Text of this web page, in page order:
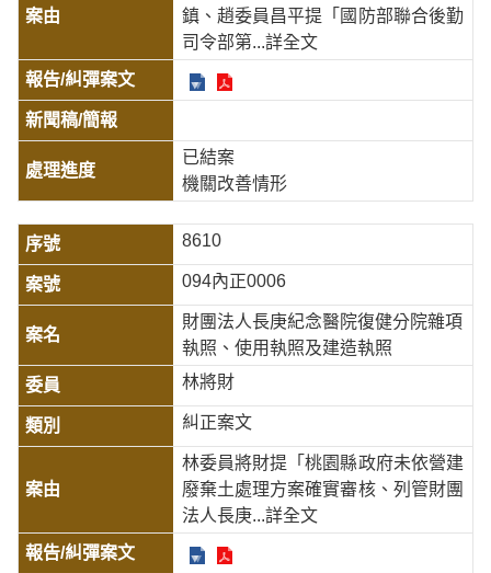
鎮、趙委員昌平提「國防部聯合後勤
司令部第...詳全文
已結案
機關改善情形
8610
094內正0006
財團法人長庚紀念醫院復健分院雜項
執照、使用執照及建造執照
林將財
糾正案文
林委員將財提「桃園縣政府未依營建
廢棄土處理方案確實審核、列管財團
法人長庚...詳全文